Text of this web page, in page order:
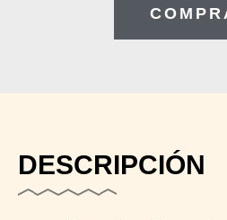
DESCRIPCIÓN